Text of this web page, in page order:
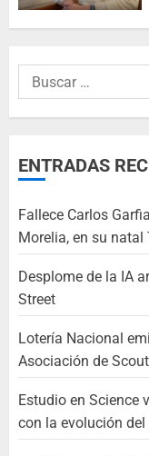
ENTRADAS
Fallece Carlos
Morelia, en su natal
Desplome de la IA
Street
Lotería Nacional
Asociación de
Estudio en Science
con la evolución